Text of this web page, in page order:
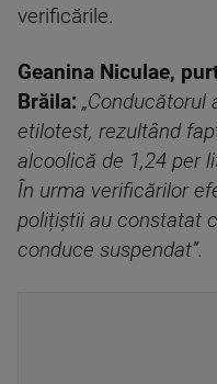
verificările.
Geanina Niculae,
Brăila:
etilotest, rezultând
alcoolică de 1,24 per
În urma verificărilor
polițiștii au constatat
conduce suspendat”.